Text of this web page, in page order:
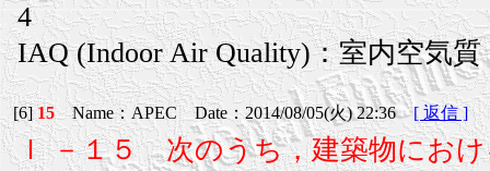
4
IAQ (Indoor Air Quality)：室内空気質
[6]15Name：APEC Date：2014/08/05(火) 22:36[ 返信 ]
Ｉ －１５ 次のうち，建築物にお